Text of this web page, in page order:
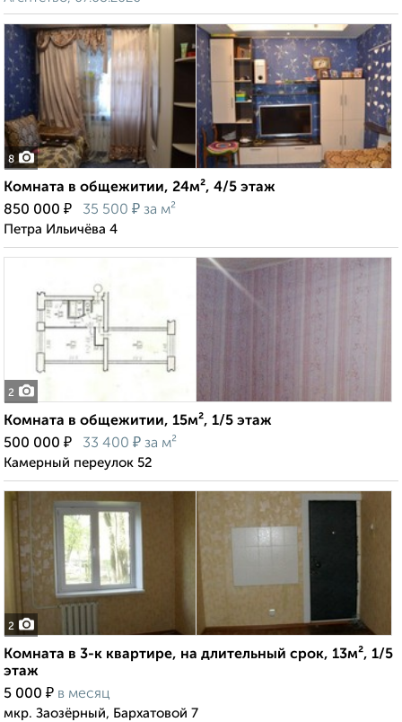
8
Комната в общежитии, 24м², 4/5 этаж
850 000 ₽ 35 500 ₽ за м²
Петра Ильичёва 4
2
Комната в общежитии, 15м², 1/5 этаж
500 000 ₽ 33 400 ₽ за м²
Камерный переулок 52
2
Комната в 3-к квартире, на длительный срок, 13м², 1/5
этаж
5 000 ₽ в месяц
мкр. Заозёрный, Бархатовой 7